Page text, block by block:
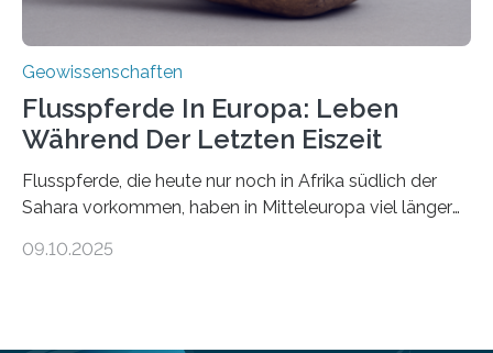
Geowissenschaften
Flusspferde In Europa: Leben
Während Der Letzten Eiszeit
Flusspferde, die heute nur noch in Afrika südlich der
Sahara vorkommen, haben in Mitteleuropa viel länger
Knochenfunden zeigen, dass Flusspferde noch vor
09.10.2025